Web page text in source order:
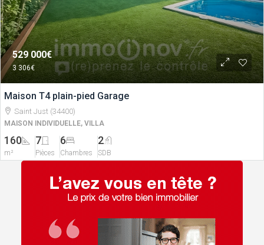
529 000€
3 306€
Maison T4 plain-pied Garage
Saint Just (34400)
MAISON INDIVIDUELLE, VILLA
160
m²
7
Pièces
6
Chambres
2
SDB